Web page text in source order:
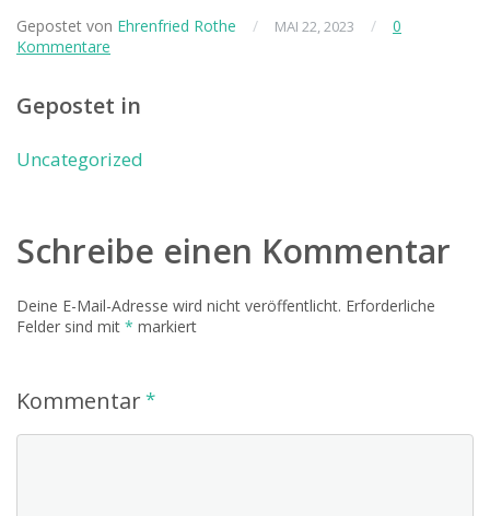
Gepostet von Ehrenfried Rothe / MAI 22, 2023 /
0
Kommentare
Gepostet in
Uncategorized
Schreibe einen Kommentar
Deine E-Mail-Adresse wird nicht veröffentlicht. Erforderliche
Felder sind mit * markiert
Kommentar*